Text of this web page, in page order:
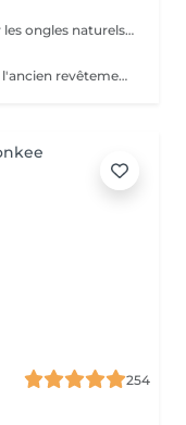
Manucure express la solution idéale pour les ongles naturels courts. Cette prestation comprend la dépose du revêtement, une préparation rapide des ongles et des cuticules, un renforcement avec une base rubber transparente et une finition avec un top camouflage. Sans modification de la forme naturelle de l'ongle : nous conservons votre forme habituelle, ovale ou carrée.
Cette prestation comprend la dépose de l'ancien revêtement, le soin des cuticules, le travail des contours de l'ongle, la préparation de la plaque ongulaire et l'application d'un nouveau vernis semi-permanent. Afin de conserver un résultat soigné et durable, un remplissage est recommandé toutes les 2,5 à 3 semaines.
254